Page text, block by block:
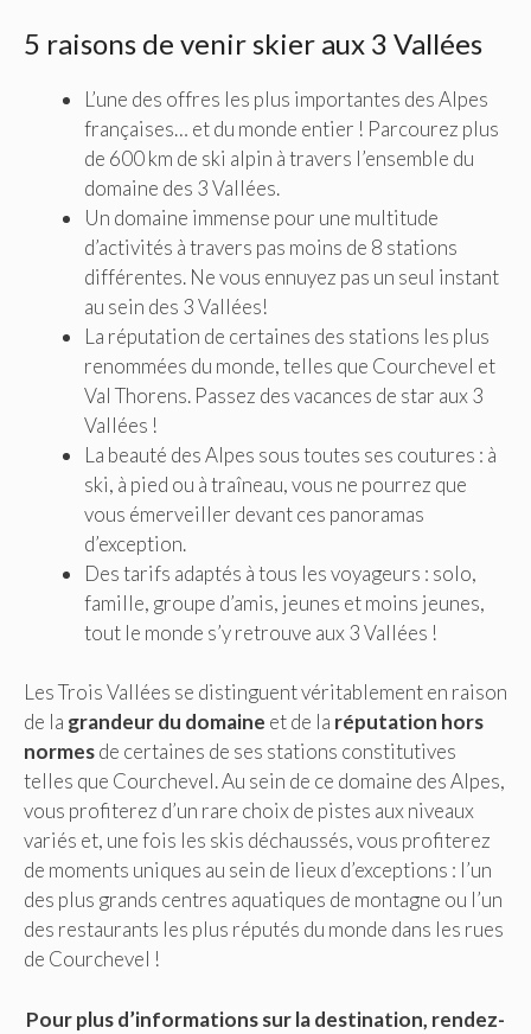
5 raisons de venir skier aux 3 Vallées
L’une des offres les plus importantes des Alpes
françaises… et du monde entier ! Parcourez plus
de 600 km de ski alpin à travers l’ensemble du
domaine des 3 Vallées.
Un domaine immense pour une multitude
d’activités à travers pas moins de 8 stations
différentes. Ne vous ennuyez pas un seul instant
au sein des 3 Vallées!
La réputation de certaines des stations les plus
renommées du monde, telles que Courchevel et
Val Thorens. Passez des vacances de star aux 3
Vallées !
La beauté des Alpes sous toutes ses coutures : à
ski, à pied ou à traîneau, vous ne pourrez que
vous émerveiller devant ces panoramas
d’exception.
Des tarifs adaptés à tous les voyageurs : solo,
famille, groupe d’amis, jeunes et moins jeunes,
tout le monde s’y retrouve aux 3 Vallées !
Les Trois Vallées se distinguent véritablement en raison
de la grandeur du domaine et de la réputation hors
normesde certaines de ses stations constitutives
telles que Courchevel. Au sein de ce domaine des Alpes,
vous profiterez d’un rare choix de pistes aux niveaux
variés et, une fois les skis déchaussés, vous profiterez
de moments uniques au sein de lieux d’exceptions : l’un
des plus grands centres aquatiques de montagne ou l’un
des restaurants les plus réputés du monde dans les rues
de Courchevel !
Pour plus d’informations sur la destination, rendez-